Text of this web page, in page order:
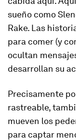
sueño como
Rake. Las
para comer (y
ocultan
desarrollan su
Precisamente
rastreable,
mueven los
para captar